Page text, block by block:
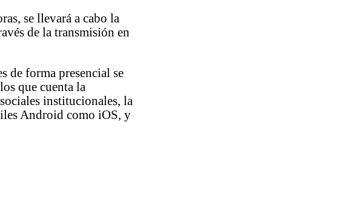
se llevará a cabo la
de la transmisión en
de forma presencial se
que cuenta la
institucionales, la
Android como iOS, y